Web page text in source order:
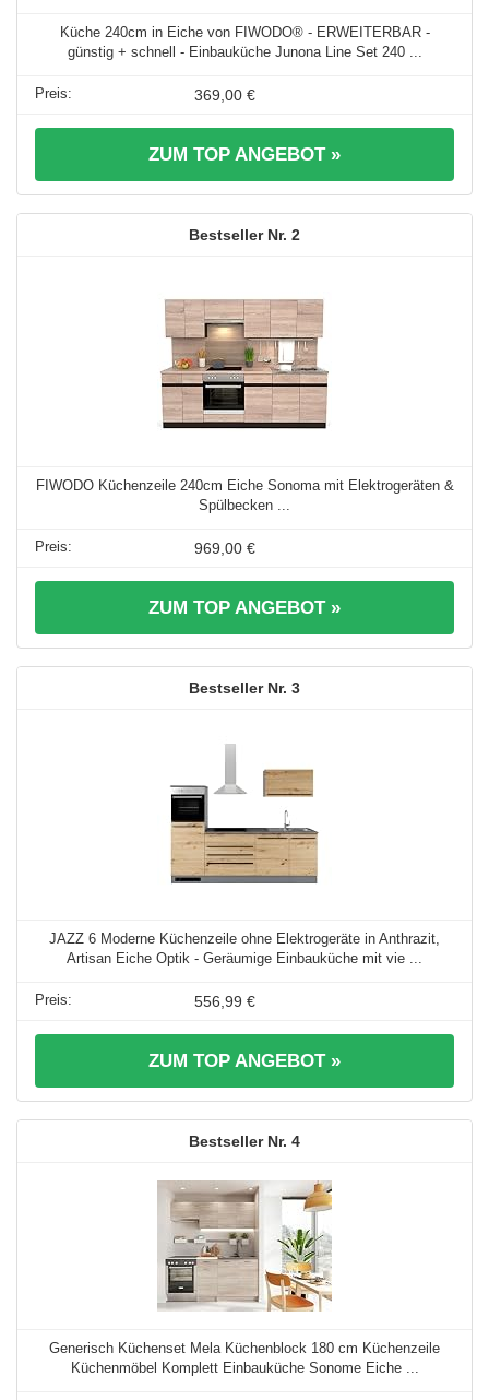
Küche 240cm in Eiche von FIWODO® - ERWEITERBAR -
günstig + schnell - Einbauküche Junona Line Set 240 ...
369,00 €
ZUM TOP ANGEBOT »
2
FIWODO Küchenzeile 240cm Eiche Sonoma mit Elektrogeräten &
Spülbecken ...
969,00 €
ZUM TOP ANGEBOT »
3
JAZZ 6 Moderne Küchenzeile ohne Elektrogeräte in Anthrazit,
Artisan Eiche Optik - Geräumige Einbauküche mit vie ...
556,99 €
ZUM TOP ANGEBOT »
4
Generisch Küchenset Mela Küchenblock 180 cm Küchenzeile
Küchenmöbel Komplett Einbauküche Sonome Eiche ...